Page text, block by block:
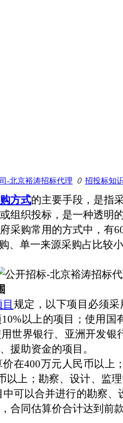
-北京裕涛招标代理 ꄲ 招投标知
方式的主要手段，是指
组织投标，是一种透明
采购常用的方式中，有
、单一来源采购占比较
规定，以下项目必须
以上的项目；使用
世界银行、亚洲开发银
援助资金的项目。
400万元人民币以上
以上；勘察、设计、监
可以合并进行的勘察
合同估算价合计达到前